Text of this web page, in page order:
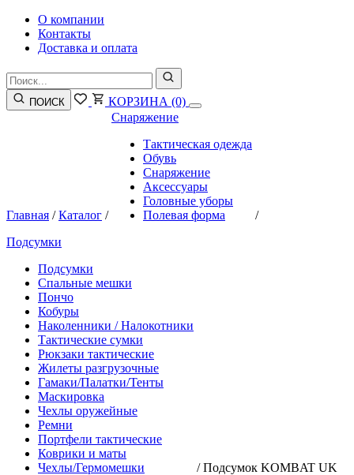
О компании
Контакты
Доставка и оплата
ПОИСК КОРЗИНА (0)
Главная /Каталог /
Снаряжение
Тактическая одежда
Обувь
Снаряжение
Аксессуары
Головные уборы
Полевая форма
/
Подсумки
Подсумки
Спальные мешки
Пончо
Кобуры
Наколенники / Налокотники
Тактические сумки
Рюкзаки тактические
Жилеты разгрузочные
Гамаки/Палатки/Тенты
Маскировка
Чехлы оружейные
Ремни
Портфели тактические
Коврики и маты
Чехлы/Гермомешки
/Подсумок KOMBAT UK